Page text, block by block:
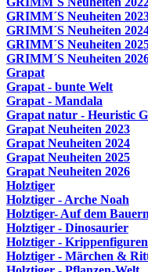
GRIMM´S Neuheiten
GRIMM´S Neuheiten
GRIMM´S Neuheiten
GRIMM´S Neuheiten
Grapat
Grapat - bunte Welt
Grapat - Mandala
Grapat natur - Heuristic
Grapat Neuheiten 2023
Grapat Neuheiten 2024
Grapat Neuheiten 2025
Grapat Neuheiten 2026
Holztiger
Holztiger - Arche Noah
Holztiger- Auf dem
Holztiger - Dinosaurier
Holztiger - Krippenfiguren
Holztiger - Märchen &